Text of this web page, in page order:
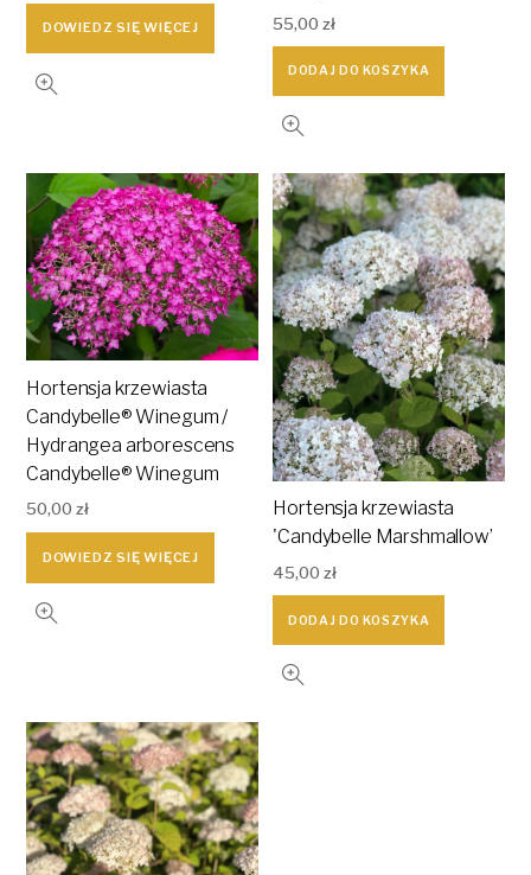
DOWIEDZ SIĘ WIĘCEJ 55,00zł
DODAJ DO KOSZYKA
Hortensja krzewiasta
Candybelle® Winegum /
Hydrangea arborescens
Candybelle® Winegum
50,00zł
DOWIEDZ SIĘ WIĘCEJ
Hortensja krzewiasta
'Candybelle Marshmallow’
45,00zł
DODAJ DO KOSZYKA